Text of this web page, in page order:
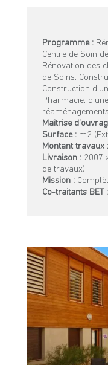
Programme :
Centre de Soin
Rénovation des
de Soins,
Construction
Pharmacie,
Maîtrise
Surface :m2
Montant travaux :
Livraison :2007
de travaux)
Mission :
Co-traitants BET :